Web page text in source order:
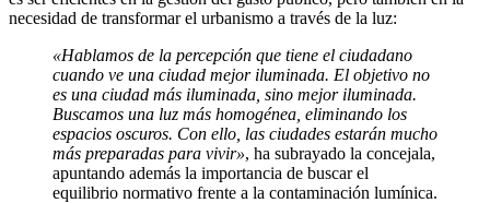
necesidad de transformar el urbanismo a través de la luz:
«Hablamos de la percepción que tiene el ciudadano
cuando ve una ciudad mejor iluminada. El objetivo no
es una ciudad más iluminada, sino mejor iluminada.
Buscamos una luz más homogénea, eliminando los
espacios oscuros. Con ello, las ciudades estarán mucho
más preparadas para vivir», ha subrayado la concejala,
apuntando además la importancia de buscar el
equilibrio normativo frente a la contaminación lumínica.